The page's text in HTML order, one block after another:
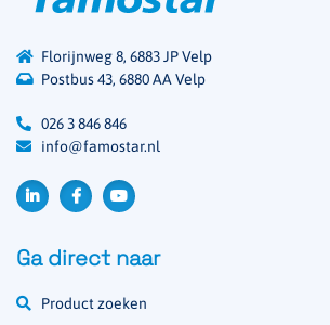
Florijnweg 8, 6883 JP Velp
Postbus 43, 6880 AA Velp
026 3 846 846
info@famostar.nl
Ga direct naar
Product zoeken